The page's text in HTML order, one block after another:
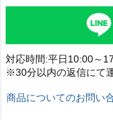
対応時間:平日10:00～
※30分以内の返信にて運
商品についてのお問い